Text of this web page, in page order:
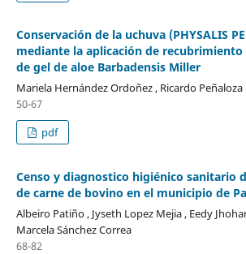
Conservación de la uchuva (PHYSALIS
mediante la aplicación de recubrimiento
de gel de aloe Barbadensis Miller
Mariela Hernández Ordoñez , Ricardo Peñaloza
50-67
pdf
Censo y diagnostico higiénico sanitario
de carne de bovino en el municipio de
Albeiro Patiño , Jyseth Lopez Mejia , Eedy
Marcela Sánchez Correa
68-82